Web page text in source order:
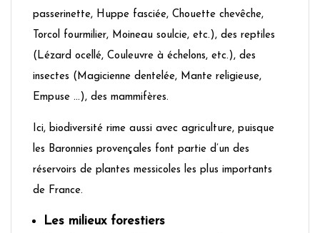
passerinette, Huppe fasciée, Chouette chevêche,
Torcol fourmilier, Moineau soulcie, etc.), des reptiles
(Lézard ocellé, Couleuvre à échelons, etc.), des
insectes (Magicienne dentelée, Mante religieuse,
Empuse …), des mammifères.
Ici, biodiversité rime aussi avec agriculture, puisque
les Baronnies provençales font partie d’un des
réservoirs de plantes messicoles les plus importants
de France.
Les milieux forestiers